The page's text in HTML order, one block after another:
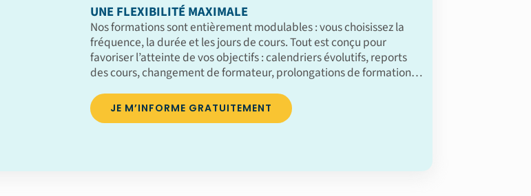
UNE FLEXIBILITÉ MAXIMALE
Nos formations sont entièrement modulables : vous choisissez la
fréquence, la durée et les jours de cours. Tout est conçu pour
favoriser l’atteinte de vos objectifs : calendriers évolutifs, reports
des cours, changement de formateur, prolongations de formation…
JE M’INFORME GRATUITEMENT